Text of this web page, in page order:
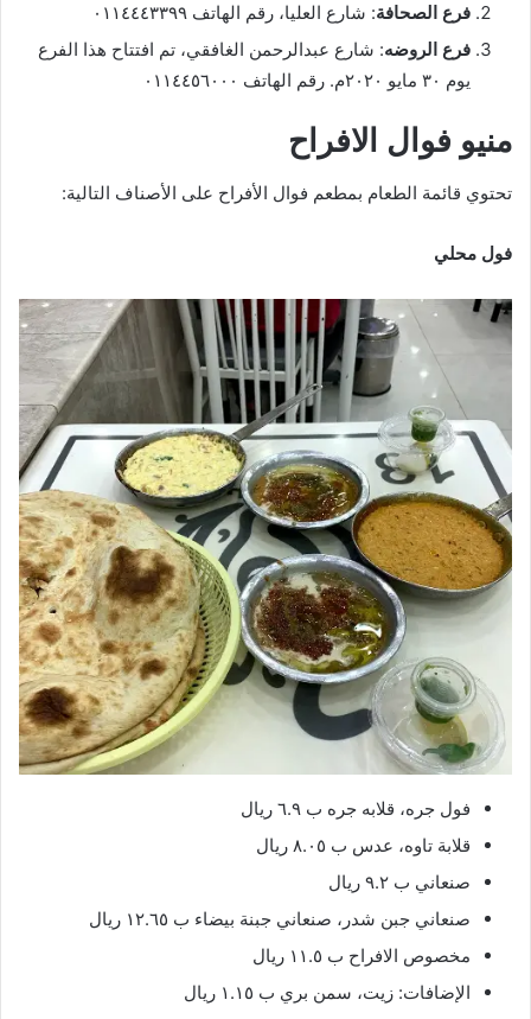
فرع الصحافة: شارع العليا، رقم الهاتف ٠١١٤٤٤٣٣٩٩
فرع الروضه: شارع عبدالرحمن الغافقي، تم افتتاح هذا الفرع
يوم ٣٠ مايو ٢٠٢٠م. رقم الهاتف ٠١١٤٤٥٦٠٠٠
منيو فوال الافراح
تحتوي قائمة الطعام بمطعم فوال الأفراح على الأصناف التالية:
فول محلي
فول جره، قلابه جره ب ٦.٩ ريال
قلابة تاوه، عدس ب ٨.٠٥ ريال
صنعاني ب ٩.٢ ريال
صنعاني جبن شدر، صنعاني جبنة بيضاء ب ١٢.٦٥ ريال
مخصوص الافراح ب ١١.٥ ريال
الإضافات: زيت، سمن بري ب ١.١٥ ريال